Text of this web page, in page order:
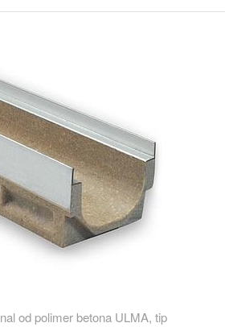
od polimer betona ULMA, tip